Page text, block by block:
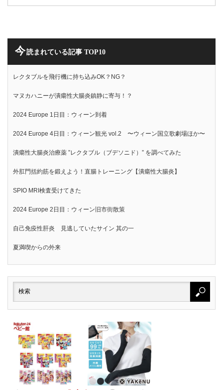
今読まれている記事 TOP10
レクタブルを飛行機に持ち込みOK？NG？
マヌカハニーが潰瘍性大腸炎鎮静に寄与！？
2024 Europe 1日目：ウィーン到着
2024 Europe 4日目：ウィーン観光 vol.2 〜ウィーン国立歌劇場ほか〜
潰瘍性大腸炎治療薬 ”レクタブル（ブデソニド）” を調べてみた
外肛門括約筋を鍛えよう！直腸トレーニング【潰瘍性大腸炎】
SPIO MRI検査受けてきた
2024 Europe 2日目：ウィーン旧市街散策
自己免疫性肝炎 見逃していたサイン 其の一
夏満喫からの外来